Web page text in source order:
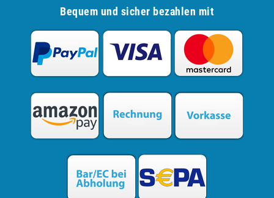
Bequem und sicher bezahlen mit